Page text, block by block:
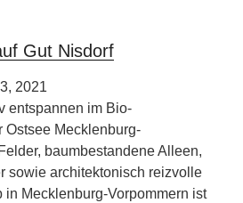
Gut Nisdorf
2021
entspannen im Bio-
Ostsee Mecklenburg-
baumbestandene Alleen,
sowie architektonisch reizvolle
in Mecklenburg-Vorpommern ist